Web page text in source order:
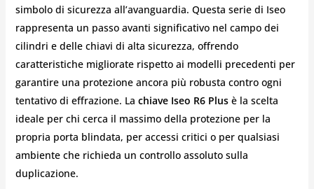
simbolo di sicurezza all’avanguardia. Questa serie di Iseo
rappresenta un passo avanti significativo nel campo dei
cilindri e delle chiavi di alta sicurezza, offrendo
caratteristiche migliorate rispetto ai modelli precedenti per
garantire una protezione ancora più robusta contro ogni
tentativo di effrazione. La chiave Iseo R6 Plusè la scelta
ideale per chi cerca il massimo della protezione per la
propria porta blindata, per accessi critici o per qualsiasi
ambiente che richieda un controllo assoluto sulla
duplicazione.